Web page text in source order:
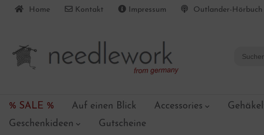
Home Kontakt Impressum Outlander-
% SALE % Auf einen Blick Accessories
Geschenkideen
Gutscheine
ALLES ANZEIGEN AUS ACCESSORIES
ALLES ANZEIGEN AUS GEHÄKELTES
ALLES ANZEIGEN AUS EBOOKS
ALLES ANZEIGEN AUS KNOPFSCHACHTEL
ALLES ANZEIGEN AUS ZUBEHÖR
ALLES ANZEIGEN AUS GESCHENKIDEEN